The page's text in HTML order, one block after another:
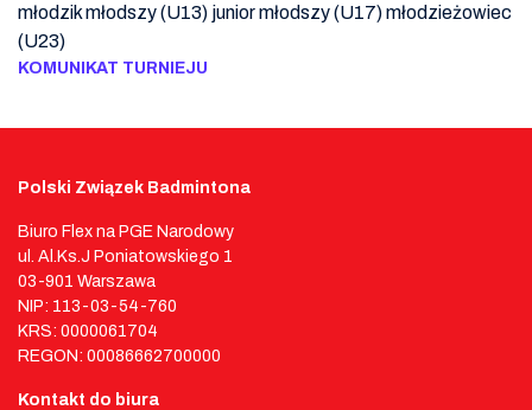
młodzik młodszy (U13) junior młodszy (U17) młodzieżowiec
(U23)
KOMUNIKAT TURNIEJU
Polski Związek Badmintona
Biuro Flex na PGE Narodowy
ul. Al.Ks.J Poniatowskiego 1
03-901 Warszawa
NIP: 113-03-54-760
KRS: 0000061704
REGON: 00086662700000
Kontakt do biura